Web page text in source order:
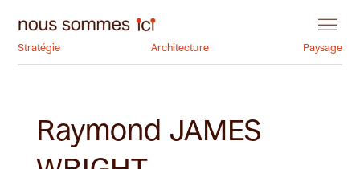
Stratégie Architecture Paysage
Raymond JAMES